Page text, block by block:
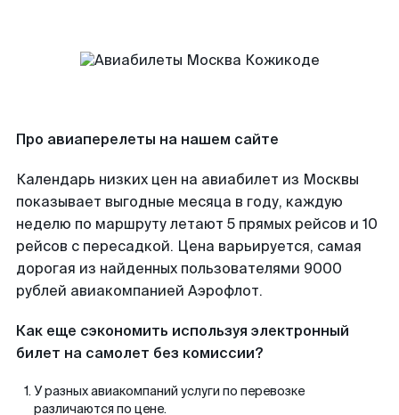
Про авиаперелеты на нашем сайте
Календарь низких цен на авиабилет из Москвы
показывает выгодные месяца в году, каждую
неделю по маршруту летают 5 прямых рейсов и 10
рейсов с пересадкой. Цена варьируется, самая
дорогая из найденных пользователями 9000
рублей авиакомпанией Аэрофлот.
Как еще сэкономить используя электронный
билет на самолет без комиссии?
У разных авиакомпаний услуги по перевозке
различаются по цене.